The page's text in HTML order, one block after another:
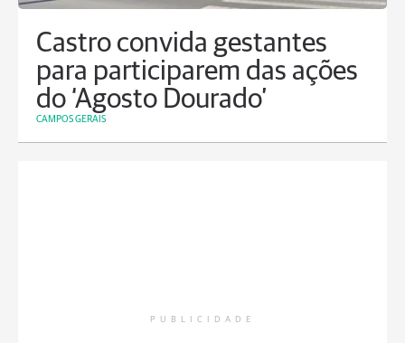
Castro convida gestantes
para participarem das ações
do ‘Agosto Dourado’
CAMPOS GERAIS
PUBLICIDADE